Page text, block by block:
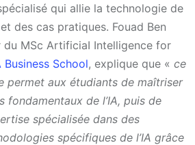
qui allie la technologie de
des cas pratiques. Fouad Ben
du MSc ArtificiaI Intelligence for
Business School, explique que « ce
permet aux étudiants de maîtriser
fondamentaux de l’IA, puis de
spécialisée dans des
spécifiques de l’IA grâce